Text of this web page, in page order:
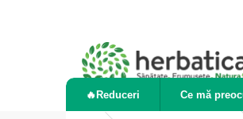
🔥Reduceri Ce mă